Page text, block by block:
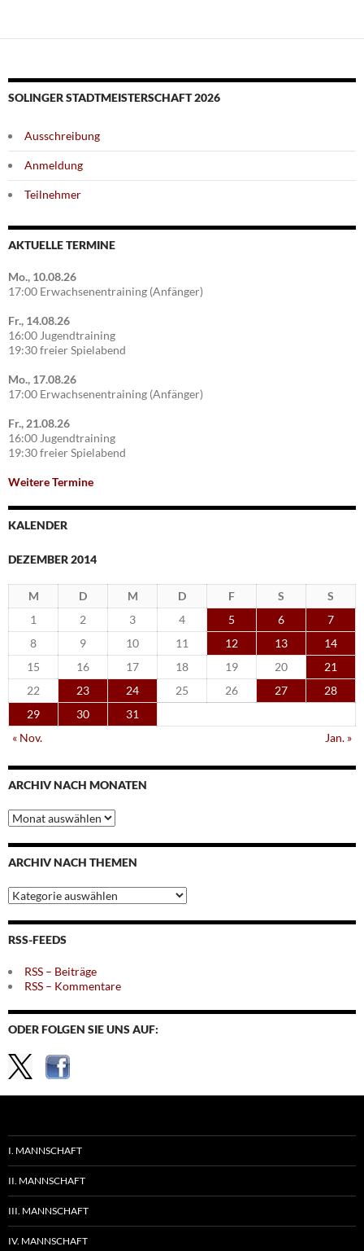
SOLINGER STADTMEISTERSCHAFT 2026
Ausschreibung
Anmeldung
Teilnehmer
AKTUELLE TERMINE
Mo., 10.08.26
17:00 Erwachsenentraining (Anfänger)
Fr., 14.08.26
16:00 Jugendtraining
19:30 freier Spielabend
Mo., 17.08.26
17:00 Erwachsenentraining (Anfänger)
Fr., 21.08.26
16:00 Jugendtraining
19:30 freier Spielabend
Weitere Termine
KALENDER
DEZEMBER 2014
M D M D F S
S
1
2 3 4 5 6
7
8
9 10 11 12 13
14
15
16 17 18 19 20
21
22
23 24 25 26 27
28
29
30
31
« Nov.
Jan. »
ARCHIV NACH MONATEN
Archiv
nach
Monaten
ARCHIV NACH THEMEN
Archiv
nach
Themen
RSS-FEEDS
RSS – Beiträge
RSS – Kommentare
ODER FOLGEN SIE UNS AUF:
I. MANNSCHAFT
II. MANNSCHAFT
III. MANNSCHAFT
IV. MANNSCHAFT